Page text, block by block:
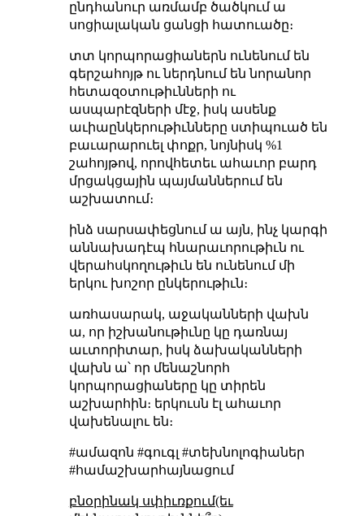
ընդհանուր առմամբ ծածկում ա
սոցիալական ցանցի հատուածը։
տտ կորպորացիաներն ունենում են
գերշահոյթ ու ներդնում են նորանոր
հետազօտութիւնների ու
ասպարէզների մէջ, իսկ ասենք
աւիաընկերութիւնները ստիպուած են
բաւարարուել փոքր, նոյնիսկ %1
շահոյթով, որովհետեւ ահաւոր բարդ
մրցակցային պայմաններում են
աշխատում։
ինձ սարսափեցնում ա այն, ինչ կարգի
աննախադէպ հնարաւորութիւն ու
վերահսկողութիւն են ունենում մի
երկու խոշոր ընկերութիւն։
առհասարակ, աջականների վախն
ա, որ իշխանութիւնը կը դառնայ
աւտորիտար, իսկ ձախականների
վախն ա՝ որ մենաշնորհ
կորպորացիաները կը տիրեն
աշխարհին։ երկուսն էլ ահաւոր
վախենալու են։
#ամազոն #գուգլ #տեխնոլոգիաներ
#համաշխարհայնացում
բնօրինակ սփիւռքում(եւ